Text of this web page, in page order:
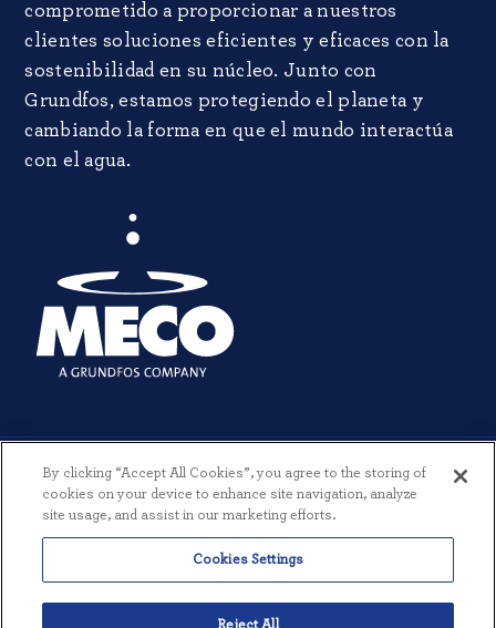
comprometido a proporcionar a nuestros
clientes soluciones eficientes y eficaces con la
sostenibilidad en su núcleo. Junto con
Grundfos, estamos protegiendo el planeta y
cambiando la forma en que el mundo interactúa
con el agua.
© 2026 MECO INCORPORATED. TODOS LOS DERECHOS RESERVADOS.
TÉRMINOS Y CONDICIONES | POLÍTICA DE PRIVACIDAD
CREADO POR THREESIXTYEIGHT
By clicking “Accept All Cookies”, you agree to the storing of
cookies on your device to enhance site navigation, analyze
site usage, and assist in our marketing efforts.
Cookies Settings